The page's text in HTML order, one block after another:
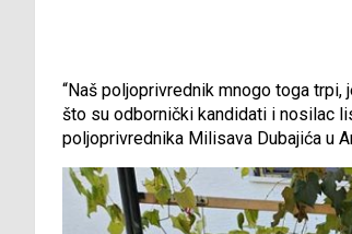
“Naš poljoprivrednik mnogo toga trpi,
što su odbornički kandidati i nosilac
poljoprivrednika Milisava Dubajića u